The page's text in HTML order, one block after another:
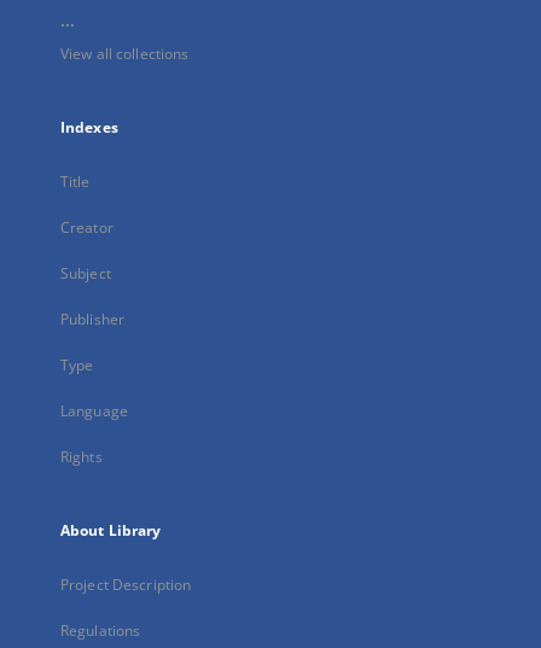
...
View all collections
Indexes
Title
Creator
Subject
Publisher
Type
Language
Rights
About Library
Project Description
Regulations